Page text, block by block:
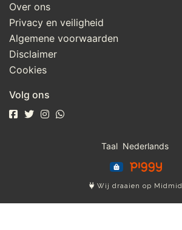
Over ons
Privacy en veiligheid
Algemene voorwaarden
Disclaimer
Cookies
Volg ons
Taal
Wij draaien op Midmid